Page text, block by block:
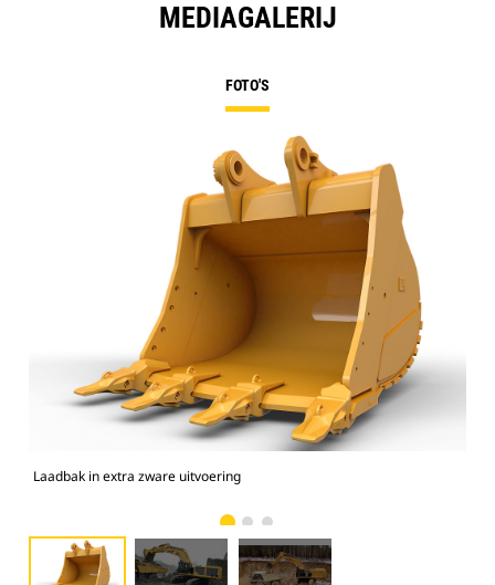
MEDIAGALERIJ
FOTO'S
Laadbak in extra zware uitvoering